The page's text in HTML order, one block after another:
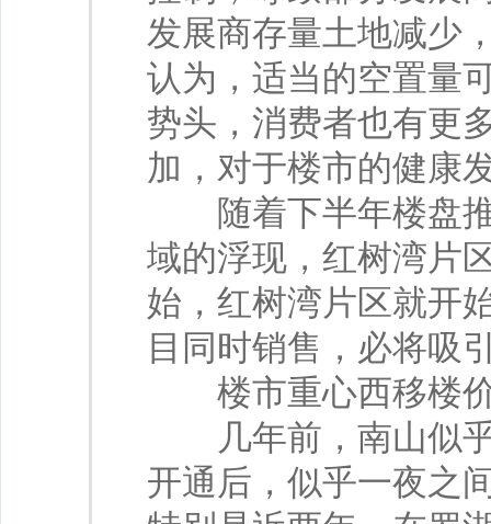
发展商存量土地减少
认为，适当的空置量
势头，消费者也有更
加，对于楼市的健康
随着下半年楼盘推
域的浮现，红树湾片
始，红树湾片区就开
目同时销售，必将吸
楼市重心西移楼
几年前，南山似乎
开通后，似乎一夜之